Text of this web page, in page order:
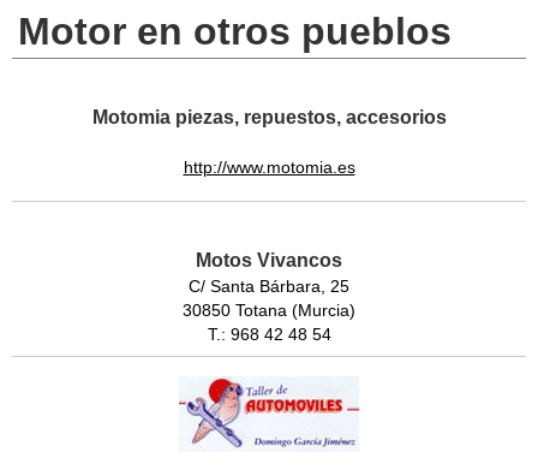
Motor en otros pueblos
Motomia piezas, repuestos, accesorios
http://www.motomia.es
Motos Vivancos
C/ Santa Bárbara, 25
30850 Totana (Murcia)
T.: 968 42 48 54